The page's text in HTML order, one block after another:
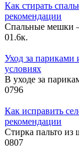
Как стирать
рекомендации
Спальные мешки
01.6к.
Уход за париками
условиях
В уходе за
0796
Как исправить
рекомендации
Стирка пальто из
0807